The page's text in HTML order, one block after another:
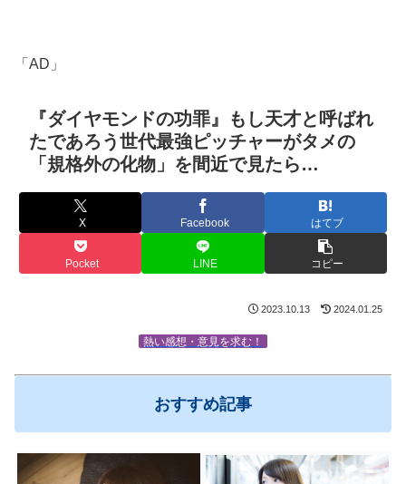
「AD」
『ダイヤモンドの功罪』もし天才と呼ばれ
たであろう世代最強ピッチャーがタメの
「規格外の化物」を間近で見たら…
X Facebook はてブ
Pocket LINE コピー
2023.10.13 2024.01.25
熱い感想・意見を求む！
おすすめ記事